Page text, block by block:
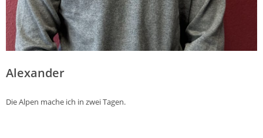
Alexander
Die Alpen mache ich in zwei Tagen.